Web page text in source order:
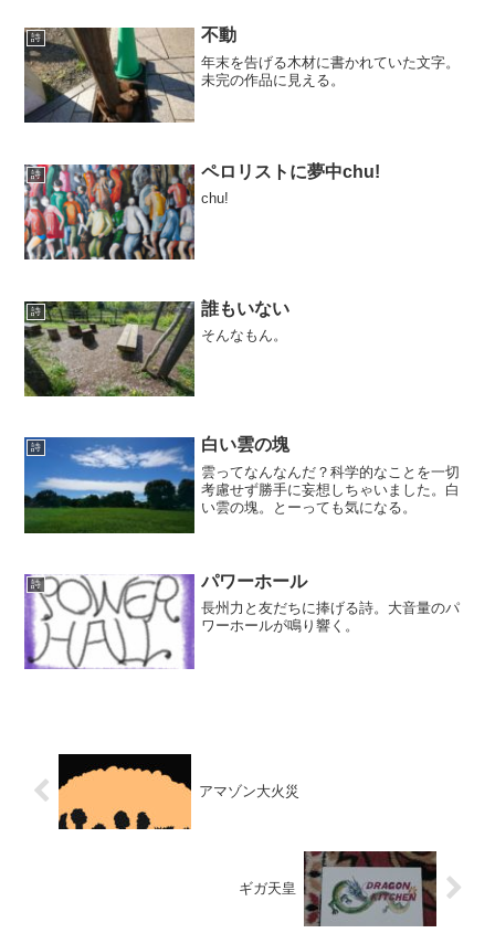
詩 不動
年末を告げる木材に書かれていた文字。
未完の作品に見える。
詩 ペロリストに夢中chu!
chu!
詩 誰もいない
そんなもん。
詩 白い雲の塊
雲ってなんなんだ？科学的なことを一切
考慮せず勝手に妄想しちゃいました。白
い雲の塊。とーっても気になる。
詩 パワーホール
長州力と友だちに捧げる詩。大音量のパ
ワーホールが鳴り響く。
アマゾン大火災
ギガ天皇